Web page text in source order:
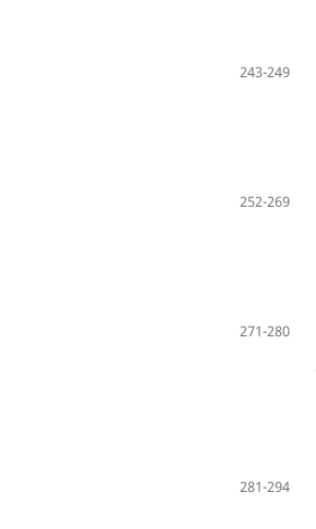
243-249
252-269
271-280
281-294